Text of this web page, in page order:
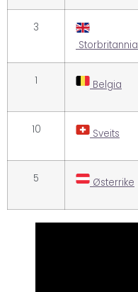
3
Storbritannia
1 Belgia
10 Sveits
5 Østerrike